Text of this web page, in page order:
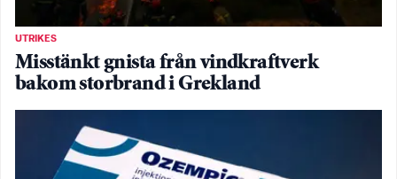
UTRIKES
Misstänkt gnista från vindkraftverk
bakom storbrand i Grekland